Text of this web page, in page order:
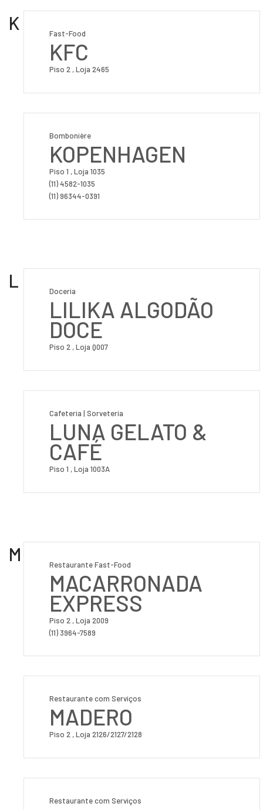
K Fast-Food
KFC
Piso 2 , Loja 2465
Bombonière
KOPENHAGEN
Piso 1 , Loja 1035
(11) 4582-1035
(11) 96344-0391
L Doceria
LILIKA ALGODÃO
DOCE
Piso 2 , Loja Q007
Cafeteria | Sorveteria
LUNA GELATO &
CAFÉ
Piso 1 , Loja 1003A
M Restaurante Fast-Food
MACARRONADA
EXPRESS
Piso 2 , Loja 2009
(11) 3964-7589
Restaurante com Serviços
MADERO
Piso 2 , Loja 2126/2127/2128
Restaurante com Serviços